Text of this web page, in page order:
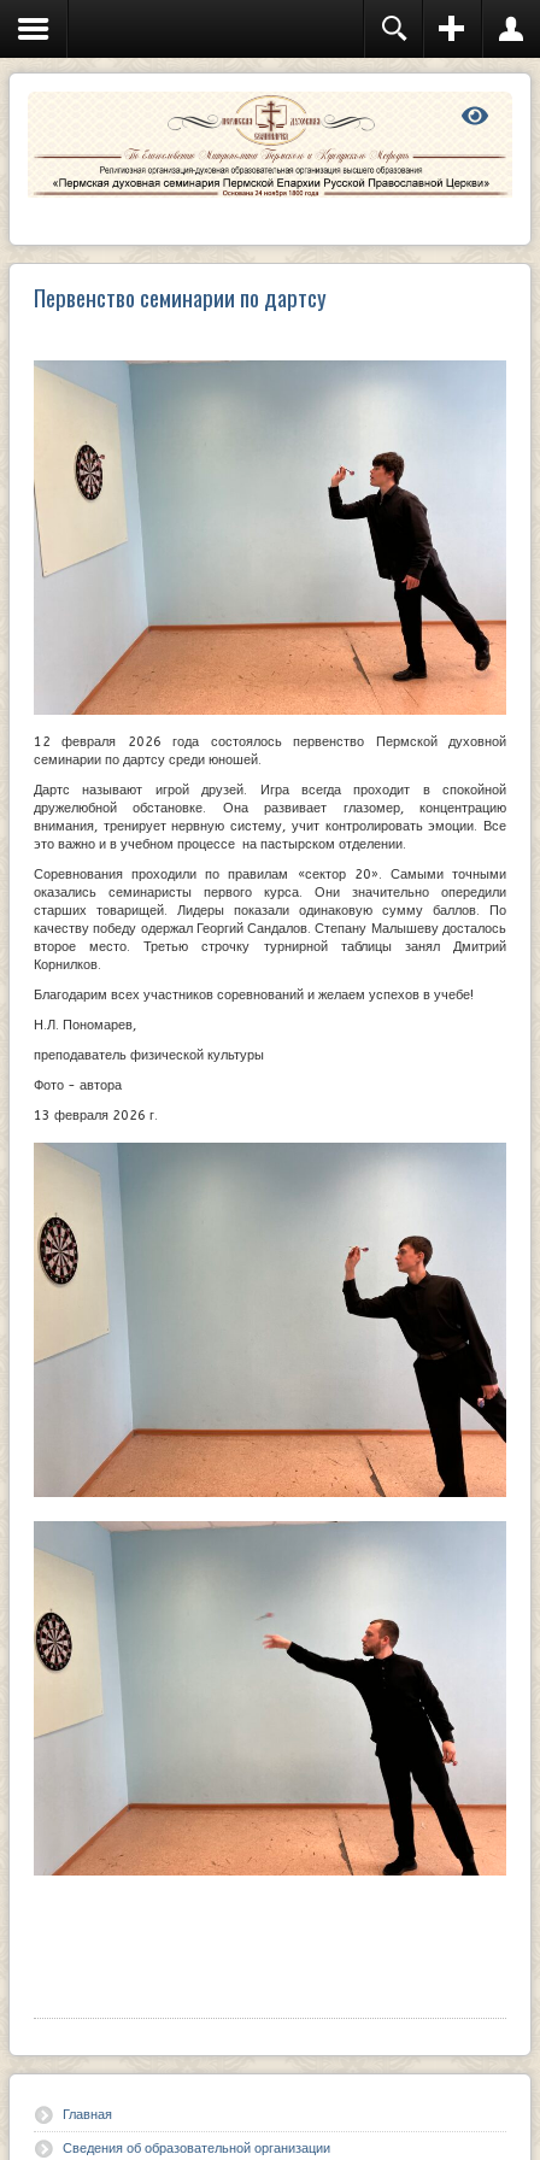
Первенство семинарии по дартсу
12 февраля 2026 года состоялось первенство Пермской духовной
семинарии по дартсу среди юношей.
Дартс называют игрой друзей. Игра всегда проходит в спокойной
дружелюбной обстановке. Она развивает глазомер, концентрацию
внимания, тренирует нервную систему, учит контролировать эмоции. Все
это важно и в учебном процессе на пастырском отделении.
Соревнования проходили по правилам «сектор 20». Самыми точными
оказались семинаристы первого курса. Они значительно опередили
старших товарищей. Лидеры показали одинаковую сумму баллов. По
качеству победу одержал Георгий Сандалов. Степану Малышеву досталось
второе место. Третью строчку турнирной таблицы занял Дмитрий
Корнилков.
Благодарим всех участников соревнований и желаем успехов в учебе!
Н.Л. Пономарев,
преподаватель физической культуры
Фото - автора
13 февраля 2026 г.
Главная
Сведения об образовательной организации